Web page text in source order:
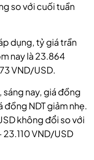
so với cuối tuần
dụng, tỷ giá trần
nay là 23.864
VND/USD.
sáng nay, giá đồng
NDT giảm nhẹ.
không đổi so với
VND/USD